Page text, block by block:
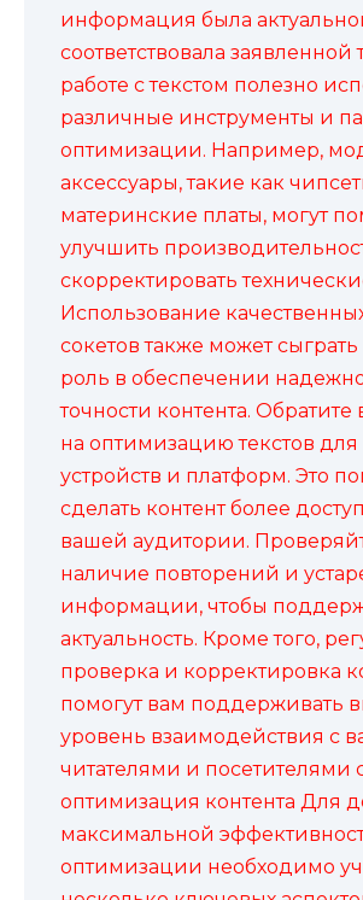
информация была
соответствовала заявленной
работе с текстом полезно
различные инструменты и
оптимизации. Например,
аксессуары, такие как
материнские платы, могут
улучшить
скорректировать
Использование
сокетов также может
роль в обеспечении
точности контента.
на оптимизацию текстов для
устройств и платформ. Это
сделать контент более
вашей аудитории.
наличие повторений и
информации, чтобы
актуальность. Кроме того,
проверка и корректировка
помогут вам поддерживать
уровень взаимодействия с
читателями и посетителями
оптимизация контента Для
максимальной
оптимизации необходимо